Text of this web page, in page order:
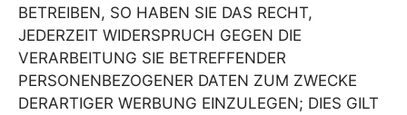
BETREIBEN, SO HABEN SIE DAS RECHT,
JEDERZEIT WIDERSPRUCH GEGEN DIE
VERARBEITUNG SIE BETREFFENDER
PERSONENBEZOGENER DATEN ZUM ZWECKE
DERARTIGER WERBUNG EINZULEGEN; DIES GILT